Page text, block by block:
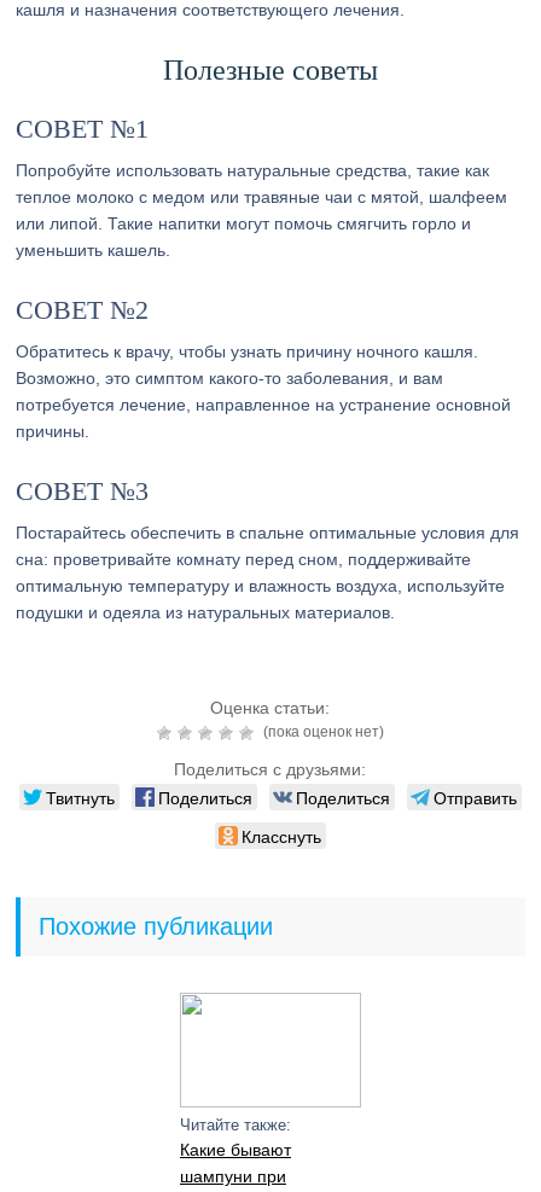
кашля и назначения соответствующего лечения.
Полезные советы
СОВЕТ №1
Попробуйте использовать натуральные средства, такие как
теплое молоко с медом или травяные чаи с мятой, шалфеем
или липой. Такие напитки могут помочь смягчить горло и
уменьшить кашель.
СОВЕТ №2
Обратитесь к врачу, чтобы узнать причину ночного кашля.
Возможно, это симптом какого-то заболевания, и вам
потребуется лечение, направленное на устранение основной
причины.
СОВЕТ №3
Постарайтесь обеспечить в спальне оптимальные условия для
сна: проветривайте комнату перед сном, поддерживайте
оптимальную температуру и влажность воздуха, используйте
подушки и одеяла из натуральных материалов.
Оценка статьи:
(пока оценок нет)
Поделиться с друзьями:
Твитнуть Поделиться Поделиться
Отправить
Класснуть
Похожие публикации
Читайте также:
Какие бывают
шампуни при